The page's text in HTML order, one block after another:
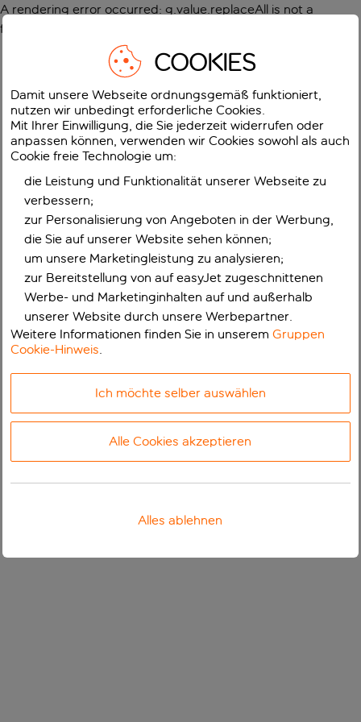
A rendering error occurred: g.value.replaceAll is not a
function
COOKIES
Damit unsere Webseite ordnungsgemäß funktioniert,
nutzen wir unbedingt erforderliche Cookies.
Mit Ihrer Einwilligung, die Sie jederzeit widerrufen oder
anpassen können, verwenden wir Cookies sowohl als auch
Cookie freie Technologie um:
die Leistung und Funktionalität unserer Webseite zu
verbessern;
zur Personalisierung von Angeboten in der Werbung,
die Sie auf unserer Website sehen können;
um unsere Marketingleistung zu analysieren;
zur Bereitstellung von auf easyJet zugeschnittenen
Werbe- und Marketinginhalten auf und außerhalb
unserer Website durch unsere Werbepartner.
Weitere Informationen finden Sie in unseremGruppen
Cookie-Hinweis.
Ich möchte selber auswählen
Alle Cookies akzeptieren
Alles ablehnen